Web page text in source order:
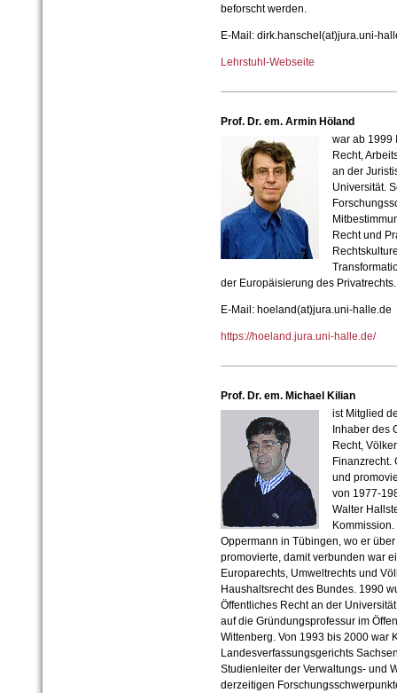
beforscht werden.
E-Mail: dirk.hanschel(at)jura.uni-
Lehrstuhl-Webseite
Prof. Dr. em. Armin Höland
war ab 1999
Recht,
an der
Universität.
Recht und
der Europäisierung des Privatrechts.
E-Mail: hoeland(at)jura.uni-halle.de
https://hoeland.jura.uni-halle.de/
Prof. Dr. em. Michael Kilian
ist Mitglied
Inhaber des
Recht,
Finanzrecht.
und
von 1977-
Walter
Oppermann in Tübingen, wo er
promovierte, damit verbunden war
Europarechts, Umweltrechts und
Haushaltsrecht des Bundes. 1990
Öffentliches Recht an der
auf die Gründungsprofessur im
Wittenberg. Von 1993 bis 2000 war
Landesverfassungsgerichts
Studienleiter der Verwaltungs- und
derzeitigen